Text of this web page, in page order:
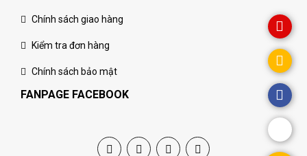
Chính sách giao hàng
Kiểm tra đơn hàng
Chính sách bảo mật
FANPAGE FACEBOOK